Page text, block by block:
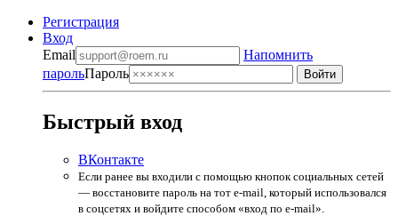
Регистрация
Вход
Email
Напомнить
парольПароль
Быстрый вход
ВКонтакте
Если ранее вы входили с помощью кнопок социальных сетей
— восстановите пароль на тот e-mail, который использовался
в соцсетях и войдите способом «вход по e-mail».